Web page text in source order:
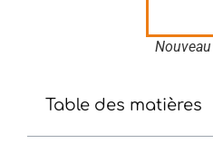
Table des matières